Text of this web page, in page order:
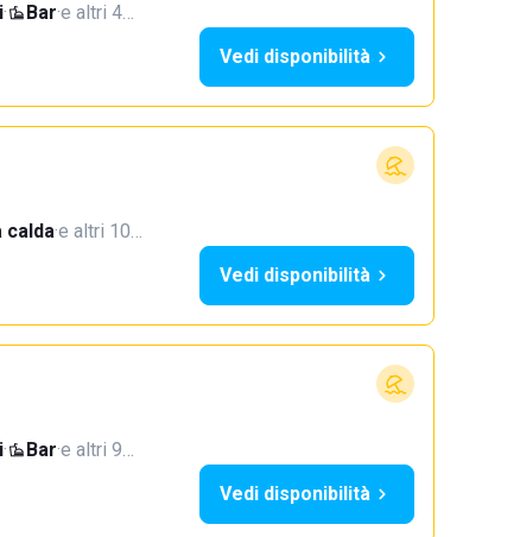
· Bar·e altri 4…
Vedi disponibilità
calda·e altri 10…
Vedi disponibilità
· Bar·e altri 9…
Vedi disponibilità